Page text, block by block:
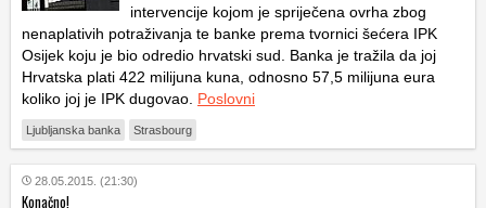
intervencije kojom je spriječena ovrha zbog
nenaplativih potraživanja te banke prema tvornici šećera IPK
Osijek koju je bio odredio hrvatski sud. Banka je tražila da joj
Hrvatska plati 422 milijuna kuna, odnosno 57,5 milijuna eura
koliko joj je IPK dugovao. Poslovni
Ljubljanska banka Strasbourg
28.05.2015. (21:30)
Konačno!